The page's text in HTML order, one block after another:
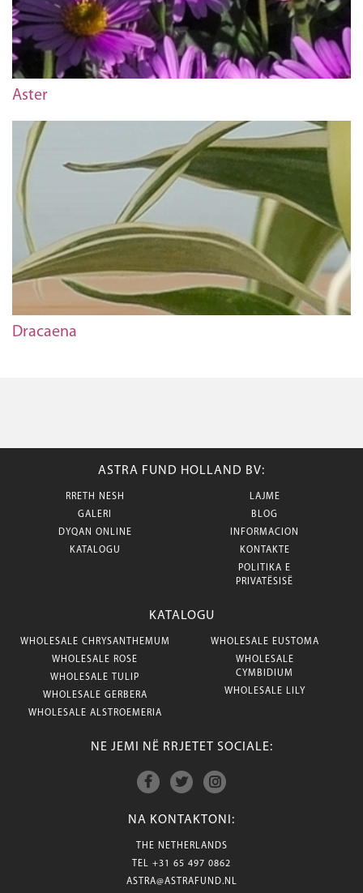
Aster
Dracaena
ASTRA FUND HOLLAND BV:
RRETH NESH
GALERI
DYQAN ONLINE
KATALOGU
LAJME
BLOG
INFORMACION
KONTAKTE
POLITIKA E
PRIVATËSISË
KATALOGU
WHOLESALE CHRYSANTHEMUM
WHOLESALE ROSE
WHOLESALE TULIP
WHOLESALE GERBERA
WHOLESALE ALSTROEMERIA
WHOLESALE EUSTOMA
WHOLESALE
CYMBIDIUM
WHOLESALE LILY
NE JEMI NË RRJETET SOCIALE:
NA KONTAKTONI:
THE NETHERLANDS
TEL +31 65 497 0862
ASTRA@ASTRAFUND.NL